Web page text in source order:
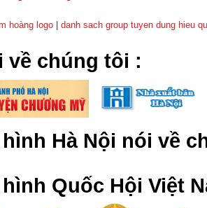
hoàng logo danh sach group tuyen dung hieu
về chúng tôi :
Hà Nội nói về
Quốc Hội Việt